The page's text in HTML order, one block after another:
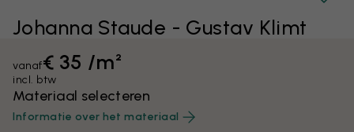
Johanna Staude - Gustav Klimt
vanaf€ 35 /m²
incl. btw
Materiaal selecteren
Informatie over het materiaal